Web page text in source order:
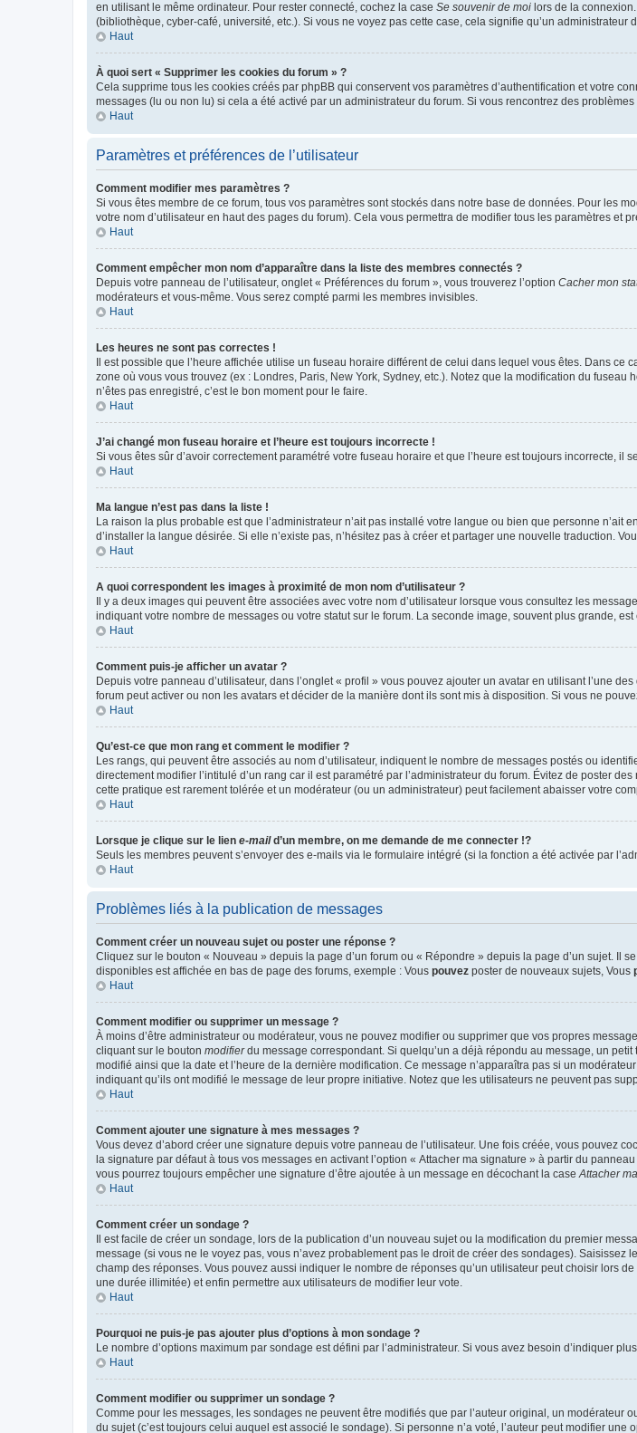
en utilisant le même ordinateur. Pour rester connecté, cochez la case Se souvenir de moi lors de la
(bibliothèque, cyber-café, université, etc.). Si vous ne voyez pas cette case, cela signifie qu’un administrateur
Haut
À quoi sert « Supprimer les cookies du forum » ?
Cela supprime tous les cookies créés par phpBB qui conservent vos paramètres d’authentification et votre
messages (lu ou non lu) si cela a été activé par un administrateur du forum. Si vous rencontrez des
Haut
Paramètres et préférences de l’utilisateur
Comment modifier mes paramètres ?
Si vous êtes membre de ce forum, tous vos paramètres sont stockés dans notre base de données. Pour les
votre nom d’utilisateur en haut des pages du forum). Cela vous permettra de modifier tous les paramètres et
Haut
Comment empêcher mon nom d’apparaître dans la liste des membres connectés ?
Depuis votre panneau de l’utilisateur, onglet « Préférences du forum », vous trouverez l’option Cacher mon
modérateurs et vous-même. Vous serez compté parmi les membres invisibles.
Haut
Les heures ne sont pas correctes !
Il est possible que l’heure affichée utilise un fuseau horaire différent de celui dans lequel vous êtes. Dans ce
zone où vous vous trouvez (ex : Londres, Paris, New York, Sydney, etc.). Notez que la modification du
n’êtes pas enregistré, c’est le bon moment pour le faire.
Haut
J’ai changé mon fuseau horaire et l’heure est toujours incorrecte !
Si vous êtes sûr d’avoir correctement paramétré votre fuseau horaire et que l’heure est toujours incorrecte,
Haut
Ma langue n’est pas dans la liste !
La raison la plus probable est que l’administrateur n’ait pas installé votre langue ou bien que personne
d’installer la langue désirée. Si elle n’existe pas, n’hésitez pas à créer et partager une nouvelle traduction.
Haut
A quoi correspondent les images à proximité de mon nom d’utilisateur ?
Il y a deux images qui peuvent être associées avec votre nom d’utilisateur lorsque vous consultez les
indiquant votre nombre de messages ou votre statut sur le forum. La seconde image, souvent plus grande,
Haut
Comment puis-je afficher un avatar ?
Depuis votre panneau d’utilisateur, dans l’onglet « profil » vous pouvez ajouter un avatar en utilisant l’une
forum peut activer ou non les avatars et décider de la manière dont ils sont mis à disposition. Si vous ne
Haut
Qu’est-ce que mon rang et comment le modifier ?
Les rangs, qui peuvent être associés au nom d’utilisateur, indiquent le nombre de messages postés ou
directement modifier l’intitulé d’un rang car il est paramétré par l’administrateur du forum. Évitez de poster
cette pratique est rarement tolérée et un modérateur (ou un administrateur) peut facilement abaisser votre
Haut
Lorsque je clique sur le lien e-maild’un membre, on me demande de me connecter !?
Seuls les membres peuvent s’envoyer des e-mails via le formulaire intégré (si la fonction a été activée par
Haut
Problèmes liés à la publication de messages
Comment créer un nouveau sujet ou poster une réponse ?
Cliquez sur le bouton « Nouveau » depuis la page d’un forum ou « Répondre » depuis la page d’un sujet. Il
disponibles est affichée en bas de page des forums, exemple : Vous pouvez poster de nouveaux sujets, Vous
Haut
Comment modifier ou supprimer un message ?
À moins d’être administrateur ou modérateur, vous ne pouvez modifier ou supprimer que vos propres
cliquant sur le bouton modifierdu message correspondant. Si quelqu’un a déjà répondu au message, un
modifié ainsi que la date et l’heure de la dernière modification. Ce message n’apparaîtra pas si un
indiquant qu’ils ont modifié le message de leur propre initiative. Notez que les utilisateurs ne peuvent pas
Haut
Comment ajouter une signature à mes messages ?
Vous devez d’abord créer une signature depuis votre panneau de l’utilisateur. Une fois créée, vous pouvez
la signature par défaut à tous vos messages en activant l’option « Attacher ma signature » à partir du
vous pourrez toujours empêcher une signature d’être ajoutée à un message en décochant la caseAttacher
Haut
Comment créer un sondage ?
Il est facile de créer un sondage, lors de la publication d’un nouveau sujet ou la modification du premier
message (si vous ne le voyez pas, vous n’avez probablement pas le droit de créer des sondages).
champ des réponses. Vous pouvez aussi indiquer le nombre de réponses qu’un utilisateur peut choisir lors
une durée illimitée) et enfin permettre aux utilisateurs de modifier leur vote.
Haut
Pourquoi ne puis-je pas ajouter plus d’options à mon sondage ?
Le nombre d’options maximum par sondage est défini par l’administrateur. Si vous avez besoin d’indiquer
Haut
Comment modifier ou supprimer un sondage ?
Comme pour les messages, les sondages ne peuvent être modifiés que par l’auteur original, un modérateur
du sujet (c’est toujours celui auquel est associé le sondage). Si personne n’a voté, l’auteur peut modifier